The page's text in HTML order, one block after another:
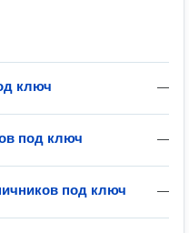
—
ключ
—
под ключ
—
под ключ